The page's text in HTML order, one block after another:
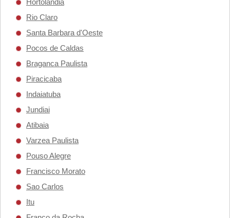
Hortolandia
Rio Claro
Santa Barbara d'Oeste
Pocos de Caldas
Braganca Paulista
Piracicaba
Indaiatuba
Jundiai
Atibaia
Varzea Paulista
Pouso Alegre
Francisco Morato
Sao Carlos
Itu